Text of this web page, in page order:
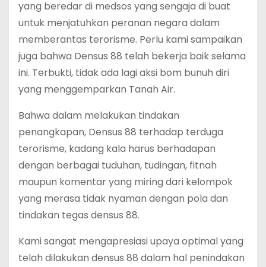
yang beredar di medsos yang sengaja di buat
untuk menjatuhkan peranan negara dalam
memberantas terorisme. Perlu kami sampaikan
juga bahwa Densus 88 telah bekerja baik selama
ini. Terbukti, tidak ada lagi aksi bom bunuh diri
yang menggemparkan Tanah Air.
Bahwa dalam melakukan tindakan
penangkapan, Densus 88 terhadap terduga
terorisme, kadang kala harus berhadapan
dengan berbagai tuduhan, tudingan, fitnah
maupun komentar yang miring dari kelompok
yang merasa tidak nyaman dengan pola dan
tindakan tegas densus 88.
Kami sangat mengapresiasi upaya optimal yang
telah dilakukan densus 88 dalam hal penindakan